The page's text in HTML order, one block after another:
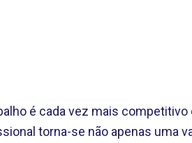
é cada vez mais
torna-se não apenas uma